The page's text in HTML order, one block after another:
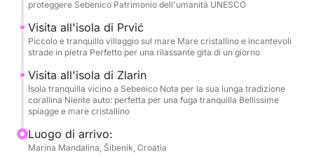
Sebenico
• Vista mozzafiato sulla Fortezza di San Nicola
• Visita all'isola di Prvić
• Visita all'isola di Zlarin
• Nuotata e relax all'ancora in splendide baie
Comfort a bordo
Il tour si svolge su una spaziosa barca in legno
proteggere Sebenico Patrimonio dell'umanità UNESCO
Visita all'isola di Prvić
Piccolo e tranquillo villaggio sul mare Mare cristallino e incantevoli
strade in pietra Perfetto per una rilassante gita di un giorno
Visita all'isola di Zlarin
Isola tranquilla vicino a Sebenico Nota per la sua lunga tradizione
corallina Niente auto: perfetta per una fuga tranquilla Bellissime
spiagge e mare cristallino
Luogo di arrivo:
Marina Mandalina, Šibenik, Croatia